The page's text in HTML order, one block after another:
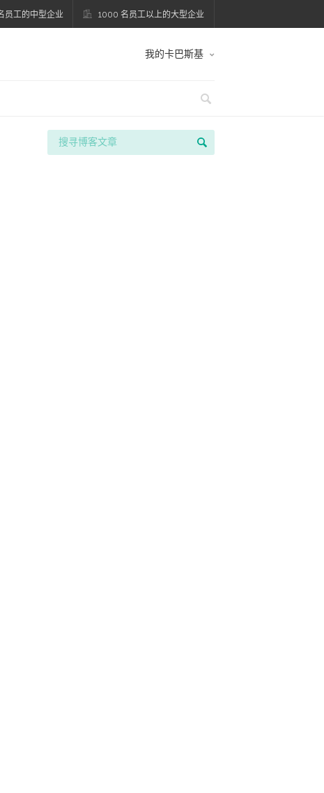
员工的中型企业 1000 名员工以上的大型企业
我的卡巴斯基